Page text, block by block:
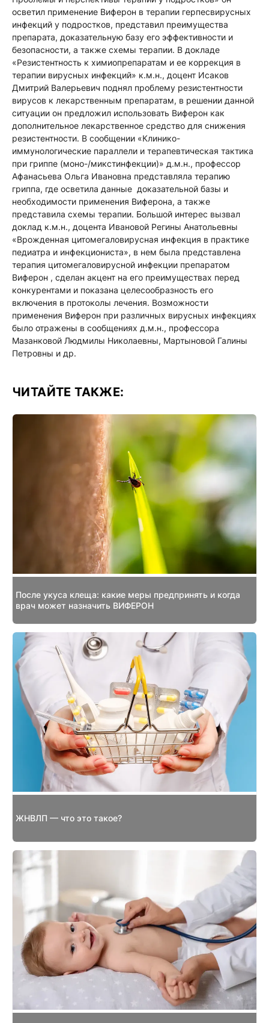
осветил применение Виферон в терапии герпесвирусных
инфекций у подростков, представил преимущества
препарата, доказательную базу его эффективности и
безопасности, а также схемы терапии. В докладе
«Резистентность к химиопрепаратам и ее коррекция в
терапии вирусных инфекций» к.м.н., доцент Исаков
Дмитрий Валерьевич поднял проблему резистентности
вирусов к лекарственным препаратам, в решении данной
ситуации он предложил использовать Виферон как
дополнительное лекарственное средство для снижения
резистентности. В сообщении «Клинико-
иммунологические параллели и терапевтическая тактика
при гриппе (моно-/микстинфекции)» д.м.н., профессор
Афанасьева Ольга Ивановна представляла терапию
гриппа, где осветила данные доказательной базы и
необходимости применения Виферона, а также
представила схемы терапии. Большой интерес вызвал
доклад к.м.н., доцента Ивановой Регины Анатольевны
«Врожденная цитомегаловирусная инфекция в практике
педиатра и инфекциониста», в нем была представлена
терапия цитомегаловирусной инфекции препаратом
Виферон , сделан акцент на его преимуществах перед
конкурентами и показана целесообразность его
включения в протоколы лечения. Возможности
применения Виферон при различных вирусных инфекциях
было отражены в сообщениях д.м.н., профессора
Мазанковой Людмилы Николаевны, Мартыновой Галины
Петровны и др.
ЧИТАЙТЕ ТАКЖЕ:
После укуса клеща: какие меры предпринять и когда
врач может назначить ВИФЕРОН
ЖНВЛП — что это такое?